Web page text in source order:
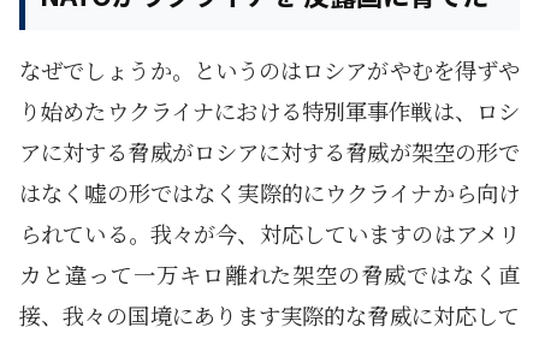
なぜでしょうか。というのはロシアがやむを得ずや
り始めたウクライナにおける特別軍事作戦は、ロシ
アに対する脅威がロシアに対する脅威が架空の形で
はなく嘘の形ではなく実際的にウクライナから向け
られている。我々が今、対応していますのはアメリ
カと違って一万キロ離れた架空の脅威ではなく直
接、我々の国境にあります実際的な脅威に対応して